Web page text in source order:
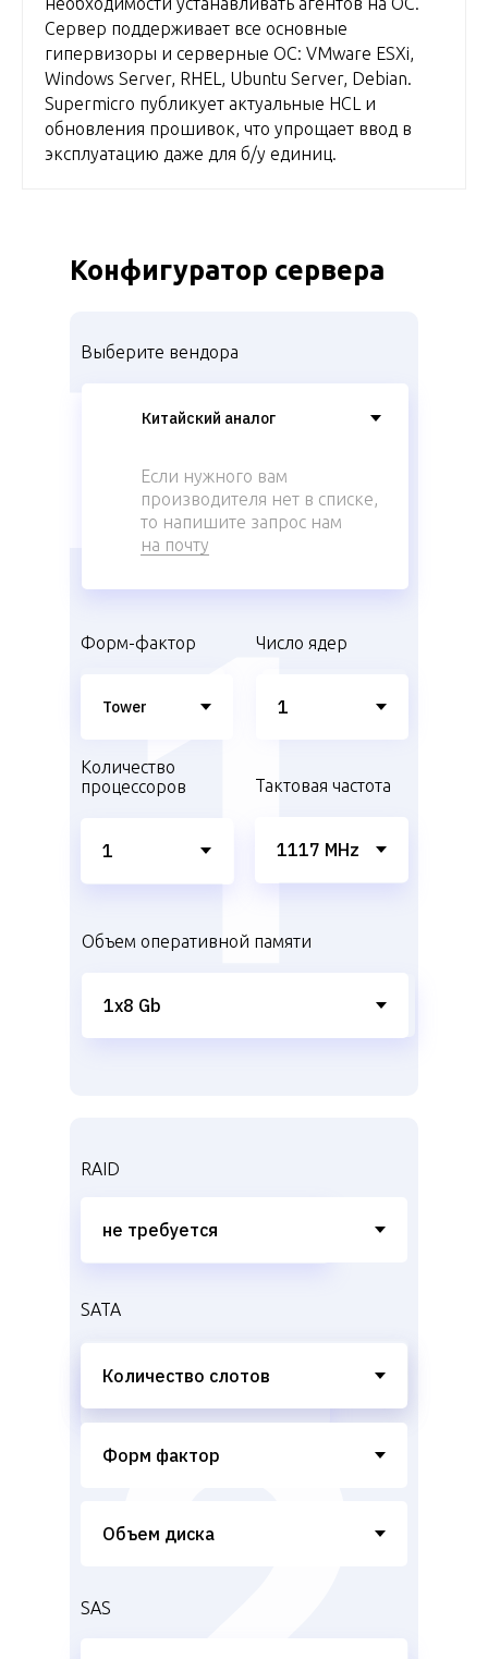
Сервер поддерживает все основные
гипервизоры и серверные ОС: VMware ESXi,
Windows Server, RHEL, Ubuntu Server, Debian.
Supermicro публикует актуальные HCL и
обновления прошивок, что упрощает ввод в
эксплуатацию даже для б/у единиц.
Форм-фактор
Количество
процессоров
Число ядер
Тактовая частота
Объем оперативной памяти
SATA
SAS
Выберите вендора
RAID
Если нужного вам
производителя нет в списке,
то напишите запрос нам
на почту
Конфигуратор сервера